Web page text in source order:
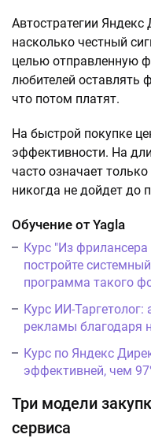
Автостратегии
насколько честный
целью отправленную
любителей оставлять
что потом платят.
На быстрой покупке
эффективности. На
часто означает
никогда не дойдет до
Обучение от Yagla
Курс "Из фрилансера
постройте
программа такого
Курс ИИ-Таргетолог:
рекламы благодаря
Курс по Яндекс
эффективней, чем
Три модели
сервиса